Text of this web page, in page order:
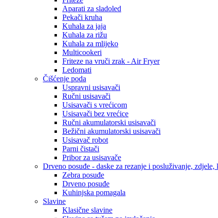
Aparati za sladoled
Pekači kruha
Kuhala za jaja
Kuhala za rižu
Kuhala za mlijeko
Multicookeri
Friteze na vruči zrak - Air Fryer
Ledomati
Čišćenje poda
Uspravni usisavači
Ručni usisavači
Usisavači s vrećicom
Usisavači bez vrećice
Ručni akumulatorski usisavači
Bežični akumulatorski usisavači
Usisavač robot
Parni čistači
Pribor za usisavače
Drveno posuđe - daske za rezanje i posluživanje,
Zebra posuđe
Drveno posuđe
Kuhinjska pomagala
Slavine
Klasične slavine